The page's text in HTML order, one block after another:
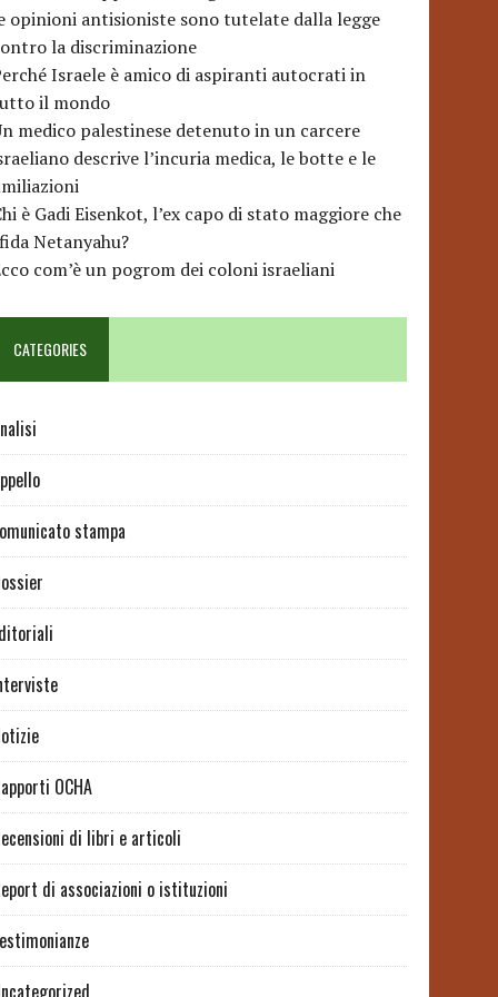
opinioni antisioniste sono tutelate dalla legge
la discriminazione
Israele è amico di aspiranti autocrati in
il mondo
medico palestinese detenuto in un carcere
descrive l’incuria medica, le botte e le
è Gadi Eisenkot, l’ex capo di stato maggiore che
Netanyahu?
com’è un pogrom dei coloni israeliani
CATEGORIES
stampa
OCHA
di libri e articoli
di associazioni o istituzioni